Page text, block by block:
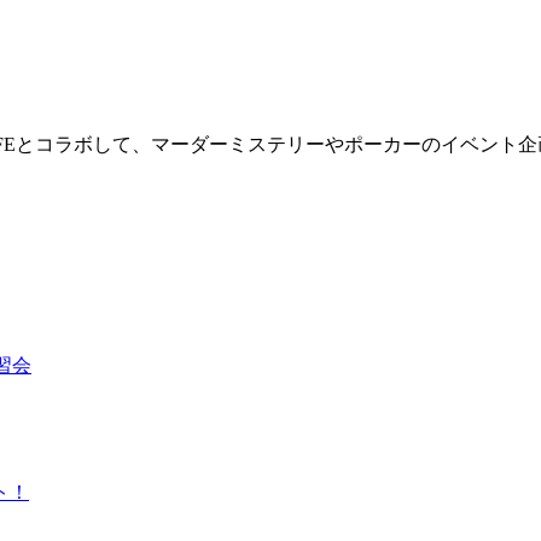
とコラボして、マーダーミステリーやポーカーのイベント企
会